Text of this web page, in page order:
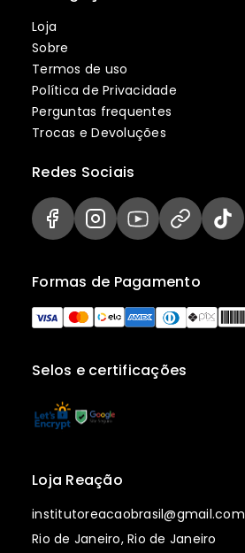
Loja
Sobre
Termos de uso
Política de Privacidade
Perguntas frequentes
Trocas e Devoluções
Selos e certificações
Formas de Pagamento
Redes Sociais
Loja Reação
institutoreacaobrasil@gmail.com
Rio de Janeiro, Rio de Janeiro